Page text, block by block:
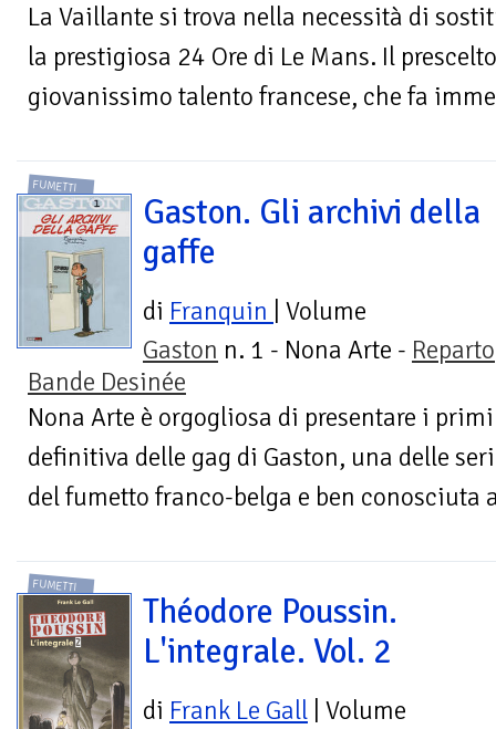
La Vaillante si trova nella necessità di
la prestigiosa 24 Ore di Le Mans. Il
giovanissimo talento francese, che fa
FUMETTI
Gaston. Gli archivi della
gaffe
di Franquin
| Volume
Gaston n. 1 - Nona Arte - Reparto
Bande Desinée
Nona Arte è orgogliosa di presentare i
definitiva delle gag di Gaston, una delle
del fumetto franco-belga e ben conosciuta
FUMETTI
Théodore Poussin.
L'integrale. Vol. 2
di Frank Le Gall | Volume